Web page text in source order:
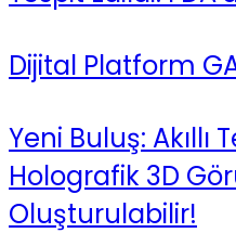
Dijital Platform
Yeni Buluş: Akıllı
Holografik 3D
Oluşturulabilir!